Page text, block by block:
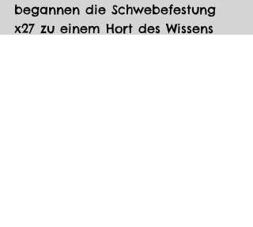
begannen die Schwebefestung
x27 zu einem Hort des Wissens